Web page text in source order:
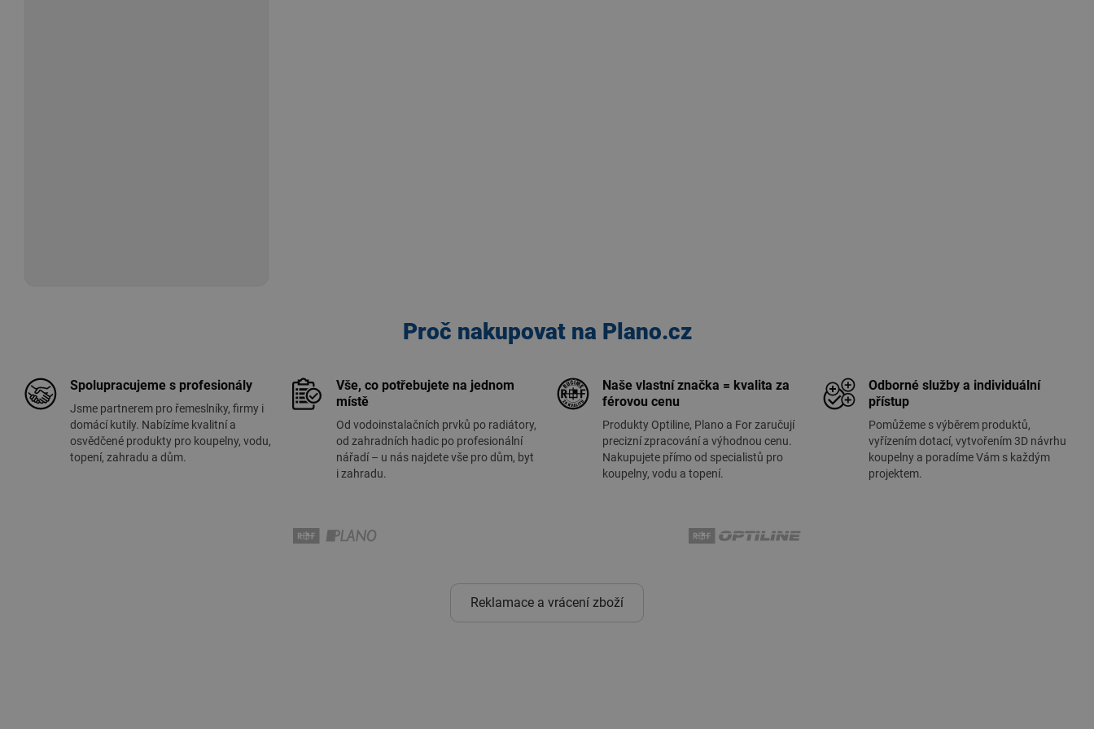
Proč nakupovat na Plano.cz
Spolupracujeme s profesionály
Jsme partnerem pro řemeslníky, firmy i
domácí kutily. Nabízíme kvalitní a
osvědčené produkty pro koupelny, vodu,
topení, zahradu a dům.
Vše, co potřebujete na jednom
místě
Od vodoinstalačních prvků po radiátory,
od zahradních hadic po profesionální
nářadí – u nás najdete vše pro dům, byt
i zahradu.
Naše vlastní značka = kvalita za
férovou cenu
Produkty Optiline, Plano a For zaručují
precizní zpracování a výhodnou cenu.
Nakupujete přímo od specialistů pro
koupelny, vodu a topení.
Odborné služby a individuální
přístup
Pomůžeme s výběrem produktů,
vyřízením dotací, vytvořením 3D návrhu
koupelny a poradíme Vám s každým
projektem.
Reklamace a vrácení zboží